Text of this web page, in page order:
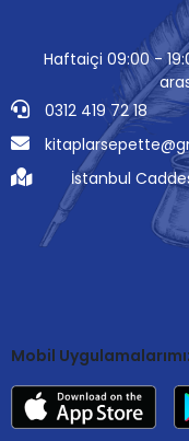
Haftaiçi 09:00 -
0312 419 72 18
İstanbul
Mobil